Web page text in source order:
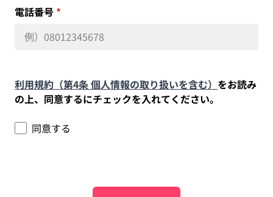
電話番号 *
利用規約（第4条 個人情報の取り扱いを含む） をお読み
の上、同意するにチェックを入れてください。
同意する